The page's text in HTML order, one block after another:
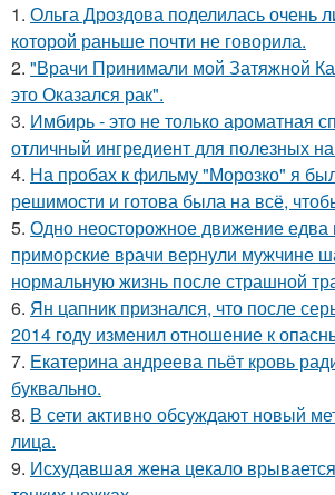
1. Ольга Дроздова поделилась очень
которой раньше почти не говорила.
2. "Врачи Принимали мой Затяжной
это Оказался рак".
3. Имбирь - это не только ароматная
отличный ингредиент для полезных
4. На пробах к фильму "Морозко" я
решимости и готова была на всё,
5. Одно неосторожное движение едва
приморские врачи вернули мужчине
нормальную жизнь после страшной
6. Ян цапник признался, что после
2014 году изменил отношение к
7. Екатерина андреева пьёт кровь
буквально.
8. В сети активно обсуждают новый
лица.
9. Исхудавшая жена цекало